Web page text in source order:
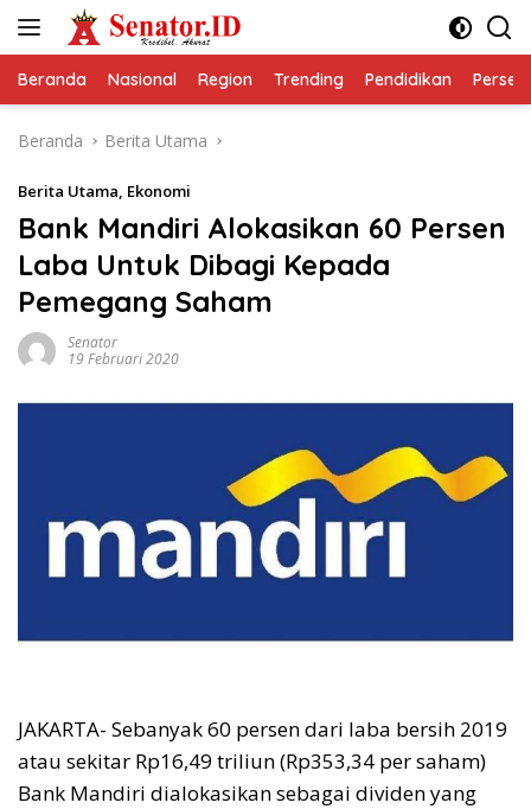
Beranda Nasional Region Trending Pendidikan
Beranda Berita Utama
Berita Utama, Ekonomi
Bank Mandiri Alokasikan 60 Persen
Laba Untuk Dibagi Kepada
Pemegang Saham
Senator
19 Februari 2020
JAKARTA- Sebanyak 60 persen dari laba bersih 2019
atau sekitar Rp16,49 triliun (Rp353,34 per saham)
Bank Mandiri dialokasikan sebagai dividen yang